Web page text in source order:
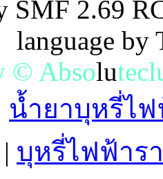
SMF 2.69
language
© Absolutecl
น้ำยาบุหรี่ไ
| บุหรี่ไฟฟ้าร